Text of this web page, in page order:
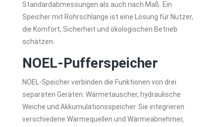
Standardabmessungen als auch nach Maß. Ein
Speicher mit Rohrschlange ist eine Lösung für Nutzer,
die Komfort, Sicherheit und ökologischen Betrieb
schätzen.
NOEL-Pufferspeicher
NOEL-Speicher verbinden die Funktionen von drei
separaten Geräten: Wärmetauscher, hydraulische
Weiche und Akkumulationsspeicher. Sie integrieren
verschiedene Wärmequellen und Wärmeabnehmer,